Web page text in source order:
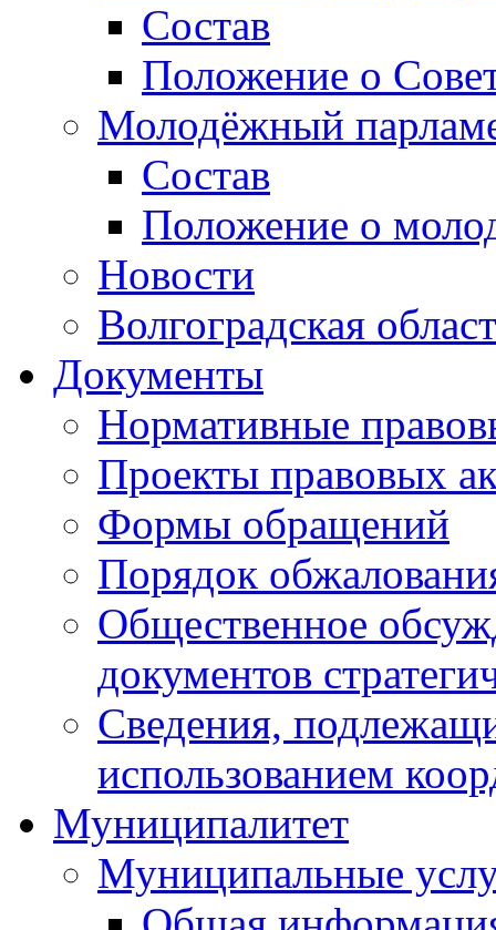
Состав
Положение о
Молодёжный
Состав
Положение о
Новости
Волгоградская
Документы
Нормативные
Проекты правовых
Формы обращений
Порядок
Общественное
документов
Сведения,
использованием
Муниципалитет
Муниципальные